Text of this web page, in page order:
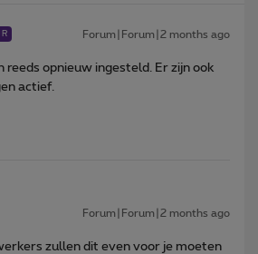
Forum|Forum|2 months ago
reeds opnieuw ingesteld. Er zijn ook
actief.
Forum|Forum|2 months ago
zullen dit even voor je moeten